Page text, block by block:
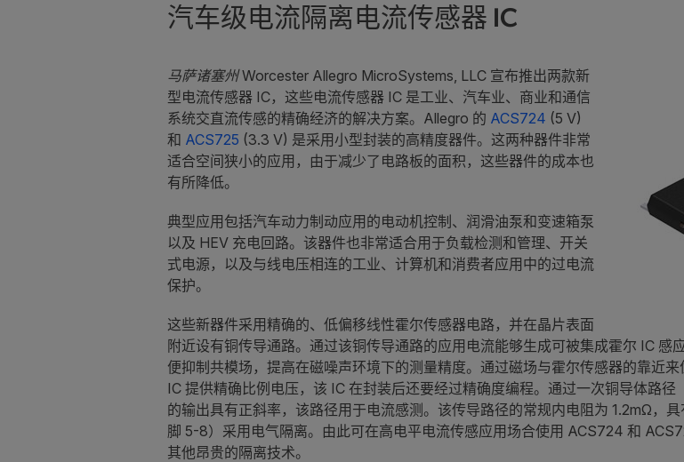
汽车级电流隔离电流传感器 IC
马萨诸塞州 Worcester Allegro MicroSystems, LLC 宣布推出两款新
型电流传感器 IC，这些电流传感器 IC 是工业、汽车业、商业和通信
系统交直流传感的精确经济的解决方案。Allegro 的 ACS724 (5 V)
和 ACS725 (3.3 V) 是采用小型封装的高精度器件。这两种器件非常
适合空间狭小的应用，由于减少了电路板的面积，这些器件的成本也
有所降低。
典型应用包括汽车动力制动应用的电动机控制、润滑油泵和变速箱泵
以及 HEV 充电回路。该器件也非常适合用于负载检测和管理、开关
式电源，以及与线电压相连的工业、计算机和消费者应用中的过电流
保护。
这些新器件采用精确的、低偏移线性霍尔传感器电路，并在晶片表面
附近设有铜传导通路。通过该铜传导通路的应用电流能够生成可被集成霍尔 IC 感
便抑制共模场，提高在磁噪声环境下的测量精度。通过磁场与霍尔传感器的靠近
IC 提供精确比例电压，该 IC 在封装后还要经过精确度编程。通过一次铜导体路
的输出具有正斜率，该路径用于电流感测。该传导路径的常规内电阻为 1.2mΩ，
脚 5-8）采用电气隔离。由此可在高电平电流传感应用场合使用 ACS724 和
其他昂贵的隔离技术。